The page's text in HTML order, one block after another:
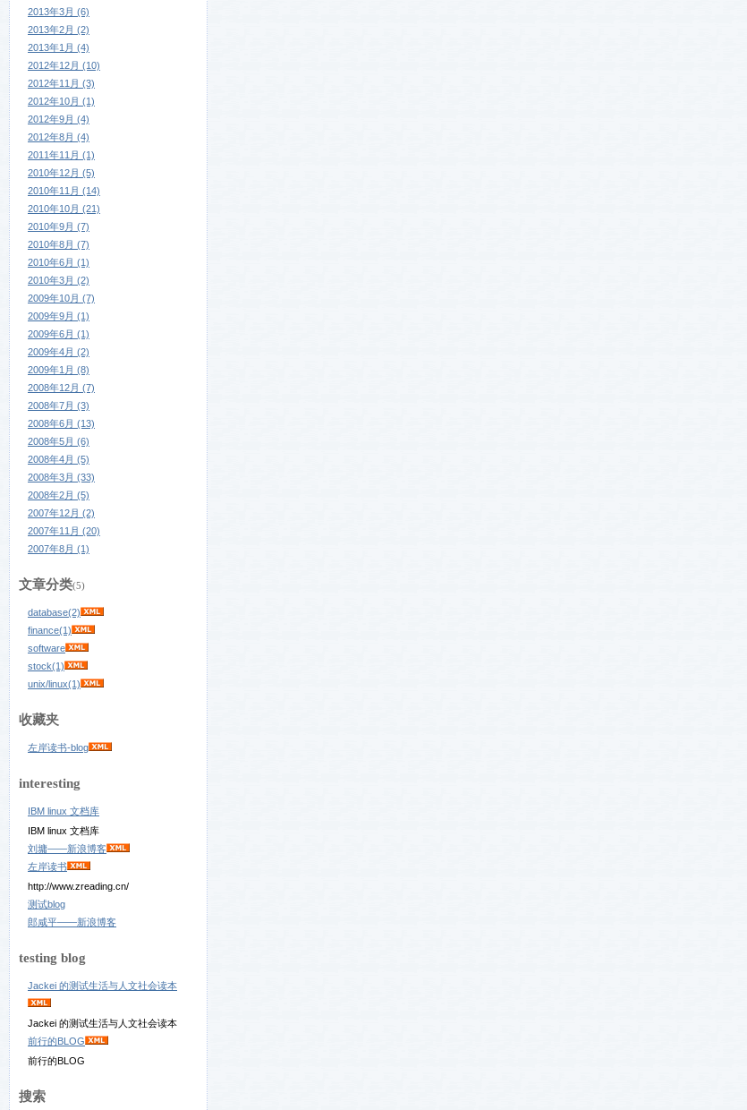
2013年3月 (6)
2013年2月 (2)
2013年1月 (4)
2012年12月 (10)
2012年11月 (3)
2012年10月 (1)
2012年9月 (4)
2012年8月 (4)
2011年11月 (1)
2010年12月 (5)
2010年11月 (14)
2010年10月 (21)
2010年9月 (7)
2010年8月 (7)
2010年6月 (1)
2010年3月 (2)
2009年10月 (7)
2009年9月 (1)
2009年6月 (1)
2009年4月 (2)
2009年1月 (8)
2008年12月 (7)
2008年7月 (3)
2008年6月 (13)
2008年5月 (6)
2008年4月 (5)
2008年3月 (33)
2008年2月 (5)
2007年12月 (2)
2007年11月 (20)
2007年8月 (1)
文章分类(5)
database(2)
finance(1)
software
stock(1)
unix/linux(1)
收藏夹
左岸读书-blog
interesting
IBM linux 文档库
IBM linux 文档库
刘墉——新浪博客
左岸读书
http://www.zreading.cn/
测试blog
郎咸平——新浪博客
testing blog
Jackei 的测试生活与人文社会读本
Jackei 的测试生活与人文社会读本
前行的BLOG
前行的BLOG
搜索